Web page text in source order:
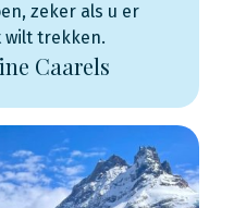
zeker als u er
wilt trekken.
Caarels